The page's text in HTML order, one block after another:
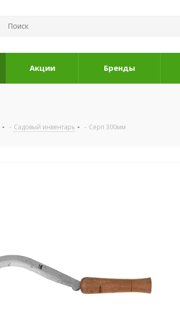
Акции Бренды
- Садовый инвентарь - Серп 300мм